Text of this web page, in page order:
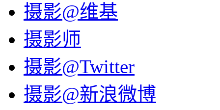
摄影@维基
摄影师
摄影@Twitter
摄影@新浪微博